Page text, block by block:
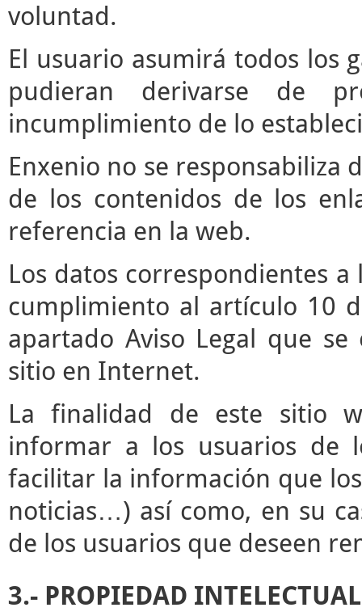
voluntad.
El usuario asumirá todos los
pudieran derivarse de
incumplimiento de lo
Enxenio no se responsabiliza
de los contenidos de los
referencia en la web.
Los datos correspondientes
cumplimiento al artículo 10
apartado Aviso Legal que
sitio en Internet.
La finalidad de este sitio
informar a los usuarios de
facilitar la información que
noticias…) así como, en su
de los usuarios que deseen
3.- PROPIEDAD